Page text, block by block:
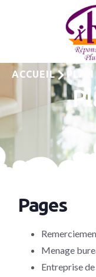
ACCUEIL PLAN
Pages
Menage
Entreprise